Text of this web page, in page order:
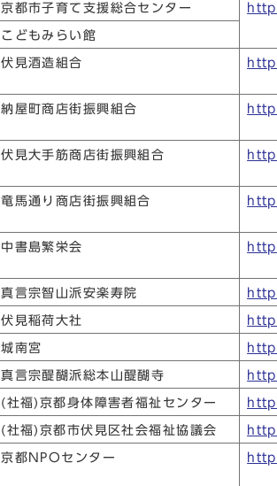
京都市子育て支援総合センター
こどもみらい館
伏見酒造組合
納屋町商店街振興組合
伏見大手筋商店街振興組合
竜馬通り商店街振興組合
中書島繁栄会
真言宗智山派安楽寿院
伏見稲荷大社
城南宮
真言宗醍醐派総本山醍醐寺
(社福)京都身体障害者福祉センター
(社福)京都市伏見区社会福祉協議会
京都NPOセンター